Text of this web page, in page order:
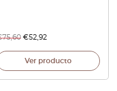
75,60 €52,92
Ver producto